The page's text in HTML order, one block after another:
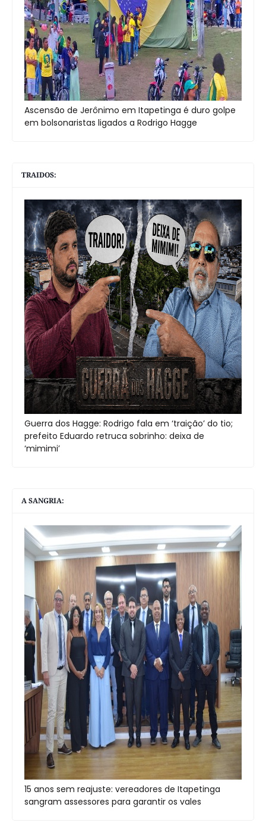
Ascensão de Jerônimo em Itapetinga é duro golpe
em bolsonaristas ligados a Rodrigo Hagge
TRAIDOS:
Guerra dos Hagge: Rodrigo fala em ‘traição’ do tio;
prefeito Eduardo retruca sobrinho: deixa de
‘mimimi’
A SANGRIA:
15 anos sem reajuste: vereadores de Itapetinga
sangram assessores para garantir os vales